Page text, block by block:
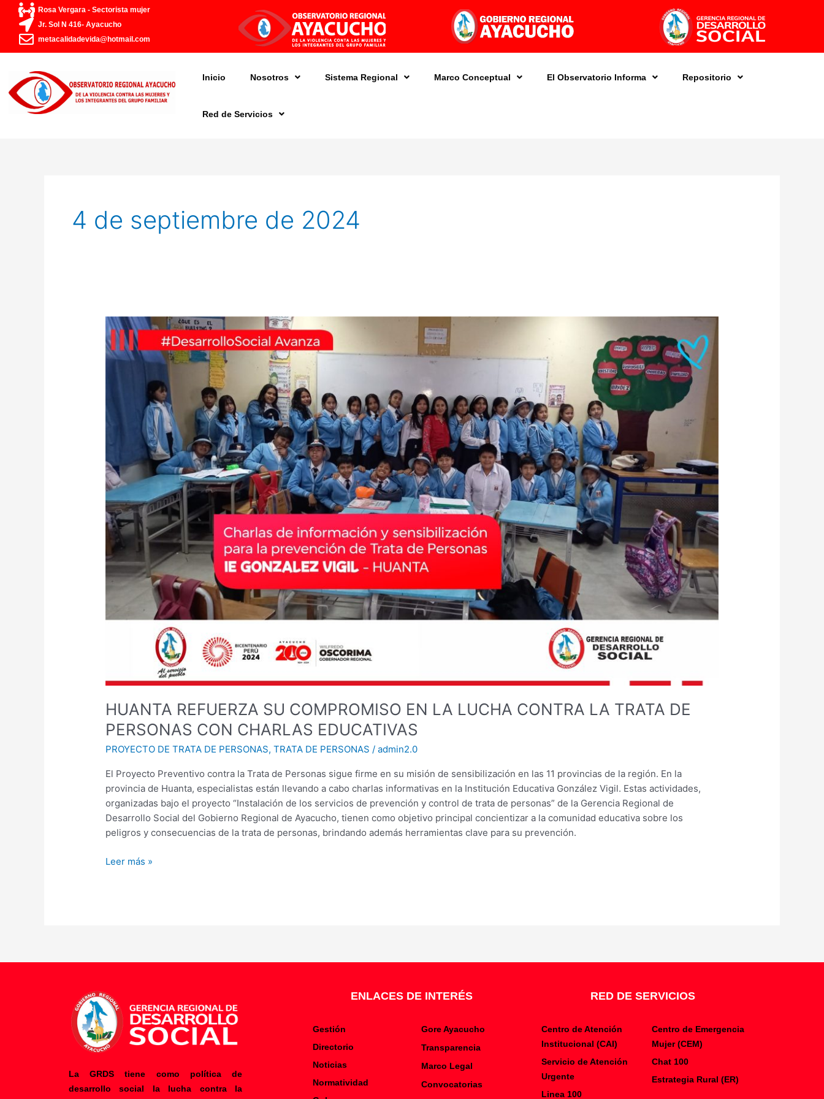
contenido
Rosa Vergara - Sectorista mujer
Jr. Sol N 416- Ayacucho
metacalidadevida@hotmail.com
Inicio Nosotros Sistema Regional Marco Conceptual El Observatorio Informa Repositorio
Red de Servicios
4 de septiembre de 2024
HUANTA REFUERZA SU COMPROMISO EN LA LUCHA CONTRA LA TRATA DE
PERSONAS CON CHARLAS EDUCATIVAS
PROYECTO DE TRATA DE PERSONAS,TRATA DE PERSONAS /admin2.0
El Proyecto Preventivo contra la Trata de Personas sigue firme en su misión de sensibilización en las 11 provincias de la región. En la
provincia de Huanta, especialistas están llevando a cabo charlas informativas en la Institución Educativa González Vigil. Estas actividades,
organizadas bajo el proyecto “Instalación de los servicios de prevención y control de trata de personas” de la Gerencia Regional de
Desarrollo Social del Gobierno Regional de Ayacucho, tienen como objetivo principal concientizar a la comunidad educativa sobre los
peligros y consecuencias de la trata de personas, brindando además herramientas clave para su prevención.
HUANTA
REFUERZA
SU
COMPROMISO
DE
PERSONAS
CON
CHARLAS
EDUCATIVAS
Leer más »
La GRDS tiene como política de
desarrollo social la lucha contra la
ENLACES DE INTERÉS
Gestión
Directorio
Noticias
Normatividad
Gore Ayacucho
Transparencia
Marco Legal
Convocatorias
RED DE SERVICIOS
Centro de Atención
Institucional (CAI)
Servicio de Atención
Urgente
Linea 100
Centro de Emergencia
Mujer (CEM)
Chat 100
Estrategia Rural (ER)